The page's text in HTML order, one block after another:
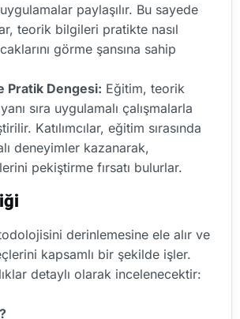
paylaşılır. Bu sayede
teorik bilgileri pratikte nasıl
görme şansına sahip
Pratik Dengesi: Eğitim, teorik
sıra uygulamalı çalışmalarla
Katılımcılar, eğitim sırasında
deneyimler kazanarak,
pekiştirme fırsatı bulurlar.
derinlemesine ele alır ve
kapsamlı bir şekilde işler.
detaylı olarak incelenecektir: